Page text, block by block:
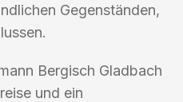
Gegenständen,
Bergisch Gladbach
und ein